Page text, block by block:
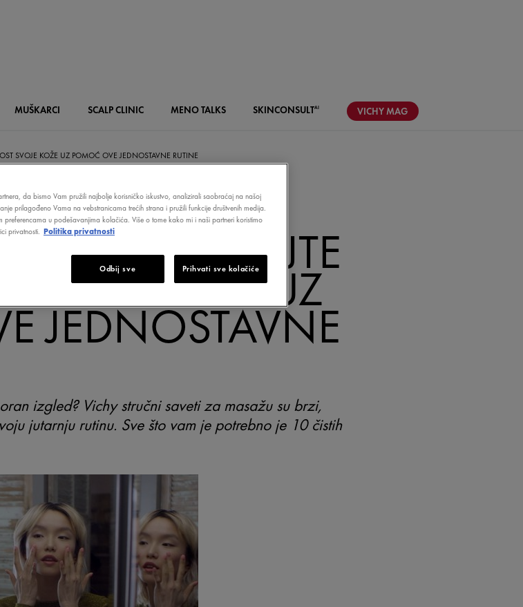
MUŠKARCI SCALPCLINIC MENOTALKS SKINCONSULTAI VICHYMAG
SVOJE KOŽE UZ POMOĆ OVE JEDNOSTAVNE RUTINE
POBOLJŠAJTE
SVOJE KOŽE UZ
JEDNOSTAVNE
izgled? Vichy stručni saveti za masažu su brzi,
jutarnju rutinu. Sve što vam je potrebno je 10 čistih
da bismo Vam pružili najbolje korisničko iskustvo, analizirali saobraćaj na našoj
prilagođeno Vama na vebstranicama trećih strana i pružili funkcije društvenih medija.
preferencama u podešavanjima kolačića. Više o tome kako mi i naši partneri koristimo
privatnosti. Politika privatnosti
Odbij sve Prihvati sve kolačiće